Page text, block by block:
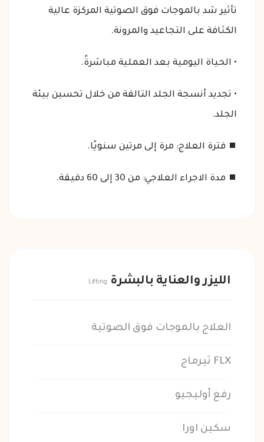
تأثير شد بالموجات فوق الصوتية المركزة عالية
الكثافة على التجاعيد والمرونة.
• الحياة اليومية بعد العملية مباشرةً.
• تجديد أنسجة الجلد التالفة من خلال تحسين بيئة
الجلد.
⏹ فترة العلاج: مرة إلى مرتين سنويًا.
⏹ مدة الاجراء العلاجي: من 30 إلى 60 دقيقة.
الليزر والعناية بالبشرة Lifting
العلاج بالموجات فوق الصوتية
FLX ثيرماج
رفع أوليجيو
سكين اورا